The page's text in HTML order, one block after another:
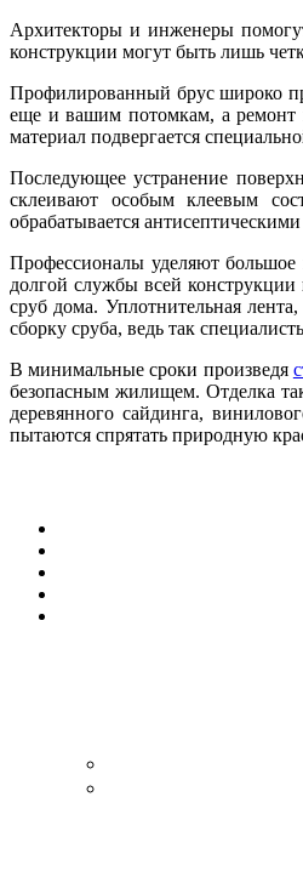
Архитекторы и инженеры
конструкции могут быть лишь
Профилированный брус широко
еще и вашим потомкам, а ремонт
материал подвергается
Последующее устранение
склеивают особым клеевым
обрабатывается
Профессионалы уделяют большое
долгой службы всей конструкции
сруб дома. Уплотнительная
сборку сруба, ведь так
В минимальные сроки произведя
безопасным жилищем. Отделка
деревянного сайдинга,
пытаются спрятать природную